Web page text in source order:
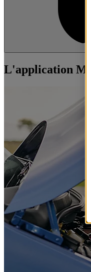
L'application